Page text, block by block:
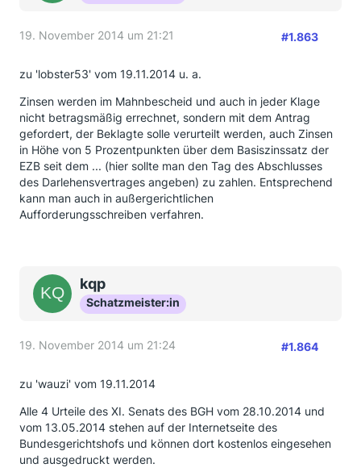
19. November 2014 um 21:21 #1.863
zu 'lobster53' vom 19.11.2014 u. a.
Zinsen werden im Mahnbescheid und auch in jeder Klage
nicht betragsmäßig errechnet, sondern mit dem Antrag
gefordert, der Beklagte solle verurteilt werden, auch Zinsen
in Höhe von 5 Prozentpunkten über dem Basiszinssatz der
EZB seit dem ... (hier sollte man den Tag des Abschlusses
des Darlehensvertrages angeben) zu zahlen. Entsprechend
kann man auch in außergerichtlichen
Aufforderungsschreiben verfahren.
kqp
Schatzmeister:in
19. November 2014 um 21:24 #1.864
zu 'wauzi' vom 19.11.2014
Alle 4 Urteile des XI. Senats des BGH vom 28.10.2014 und
vom 13.05.2014 stehen auf der Internetseite des
Bundesgerichtshofs und können dort kostenlos eingesehen
und ausgedruckt werden.